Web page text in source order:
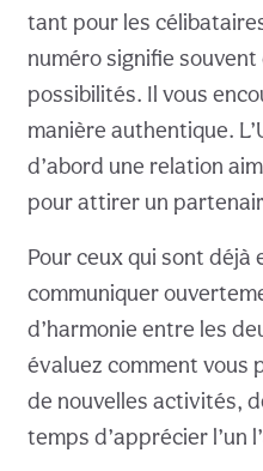
tant pour les
numéro signifie
possibilités. Il vous
manière authentique.
d’abord une relation
pour attirer un
Pour ceux qui sont
communiquer
d’harmonie entre les
évaluez comment vous
de nouvelles activités,
temps d’apprécier l’un